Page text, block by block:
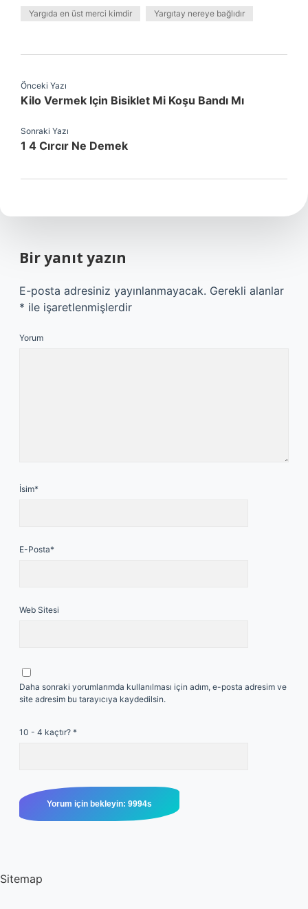
Yargıda en üst merci kimdir Yargıtay nereye bağlıdır
Önceki Yazı
Kilo Vermek Için Bisiklet Mi Koşu Bandı Mı
Sonraki Yazı
1 4 Cırcır Ne Demek
Bir yanıt yazın
E-posta adresiniz yayınlanmayacak. Gerekli alanlar
* ile işaretlenmişlerdir
Yorum
İsim*
E-Posta*
Web Sitesi
Daha sonraki yorumlarımda kullanılması için adım, e-posta adresim ve
site adresim bu tarayıcıya kaydedilsin.
10 - 4 kaçtır? *
Sitemap